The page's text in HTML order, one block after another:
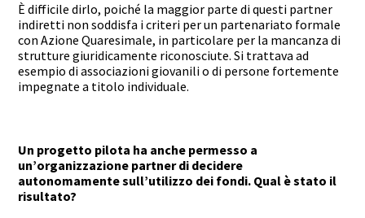
È difficile dirlo, poiché la maggior parte di questi partner
indiretti non soddisfa i criteri per un partenariato formale
con Azione Quaresimale, in particolare per la mancanza di
strutture giuridicamente riconosciute. Si trattava ad
esempio di associazioni giovanili o di persone fortemente
impegnate a titolo individuale.
Un progetto pilota ha anche permesso a
un’organizzazione partner di decidere
autonomamente sull’utilizzo dei fondi. Qual è stato il
risultato?